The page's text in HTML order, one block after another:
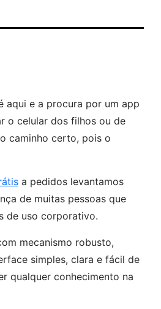
aqui e a procura por um app
o celular dos filhos ou de
caminho certo, pois o
a pedidos levantamos
de muitas pessoas que
de uso corporativo.
mecanismo robusto,
simples, clara e fácil de
qualquer conhecimento na